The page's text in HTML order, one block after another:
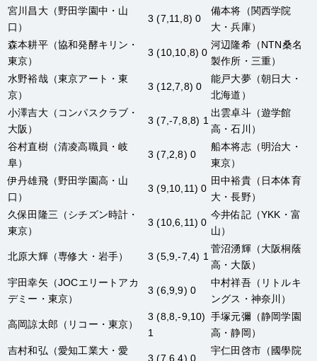
宮川昌大（野田学園中・山
口）
3 (7,11,8) 0
備本将 （関西学院
大・兵庫）
森本耕平（協和発酵キリン・
東京）
3 (10,10,8) 0
河辺隆希（NTN桑名
製作所・三重）
水野裕哉（東京アート・東
京）
3 (12,7,8) 0
能戸大夢（朝日大・
北海道）
小澤吉大（コンパスクラブ・
大阪）
3 (7,-7,8,8) 1
出雲卓斗（遊学館
高・石川）
谷村直樹（清凌高職員・岐
阜）
3 (7,2,8) 0
船本将志（明治大・
東京）
伊丹雄飛（野田学園高・山
口）
3 (9,10,11) 0
田中裕貴（日本体育
大・長野）
久保田隆三 （シチズン時計・
東京）
3 (10,6,11) 0
今井佑記（YKK・富
山）
北原大輝（専修大・岩手） 3 (5,9,-7,4) 1
菅沼湧輝（大阪桐蔭
高・大阪）
宇田幸矢 （JOCエリートアカ
デミー・東京）
3 (6,9,9) 0
中村祥吾（リトルキ
ングス・神奈川）
高岡諒太郎 （リコー・東京）
3 (8,8,-9,10)
1
手塚元彌（静岡学園
高・静岡）
吉村和弘 （愛知工業大・愛
3 (7,6,4) 0
宇仁田啓市 （國學院